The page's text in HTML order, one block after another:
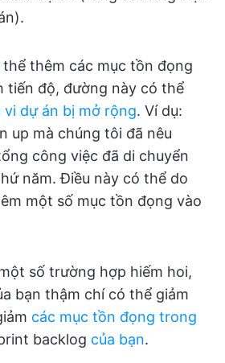
thêm các mục tồn đọng
tiến độ, đường này có thể
vi dự án bị mở rộng. Ví dụ:
up mà chúng tôi đã nêu
công việc đã di chuyển
năm. Điều này có thể do
một số mục tồn đọng vào
số trường hợp hiếm hoi,
bạn thậm chí có thể giảm
các mục tồn đọng trong
backlog của bạn.